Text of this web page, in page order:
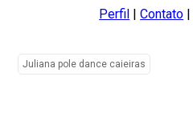
Perfil |Contato
Juliana pole dance caieiras